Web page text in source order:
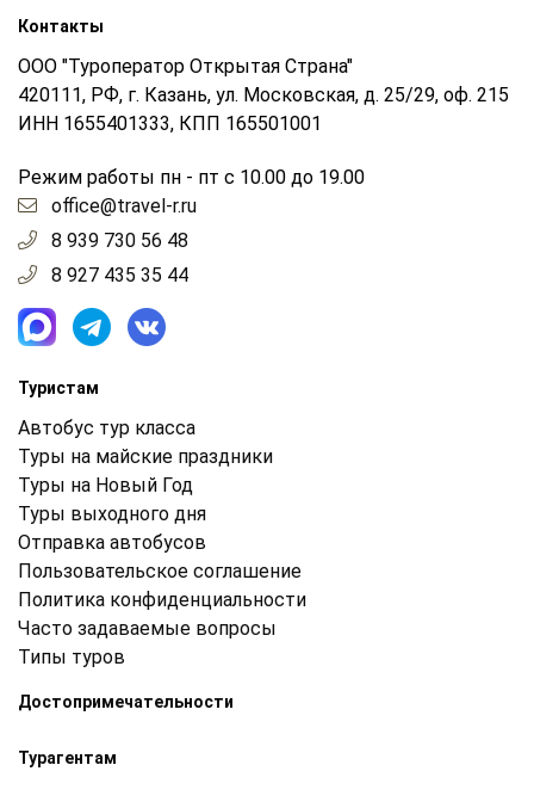
Контакты
ООО "Туроператор Открытая Страна"
420111, РФ, г. Казань, ул. Московская, д. 25/29, оф. 215
ИНН 1655401333, КПП 165501001
Режим работы пн - пт с 10.00 до 19.00
office@travel-r.ru
8 939 730 56 48
8 927 435 35 44
Туристам
Автобус тур класса
Туры на майские праздники
Туры на Новый Год
Туры выходного дня
Отправка автобусов
Пользовательское соглашение
Политика конфиденциальности
Часто задаваемые вопросы
Типы туров
Достопримечательности
Турагентам